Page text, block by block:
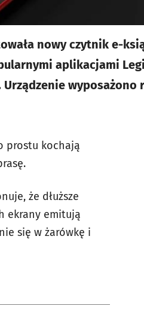
nowy czytnik e-
aplikacjami
wyposażono
prostu kochają
że dłuższe
ekrany emitują
się w żarówkę i